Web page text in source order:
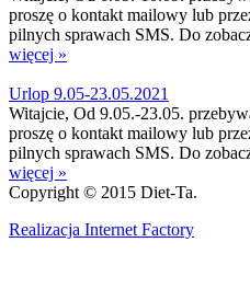
proszę o kontakt mailowy lub
pilnych sprawach SMS. Do
więcej »
Urlop 9.05-23.05.2021
Witajcie, Od 9.05.-23.05.
proszę o kontakt mailowy lub
pilnych sprawach SMS. Do
więcej »
Copyright © 2015 Diet-Ta.
Realizacja Internet Factory